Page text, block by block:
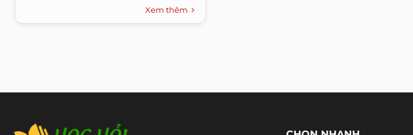
Xem thêm